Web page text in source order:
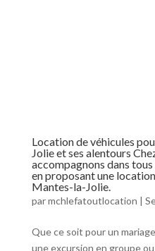
Location de véhicules
Jolie et ses alentours
accompagnons dans
en proposant une
Mantes-la-Jolie.
parmchlefatoutlocation |
Que ce soit pour un
une excursion en groupe